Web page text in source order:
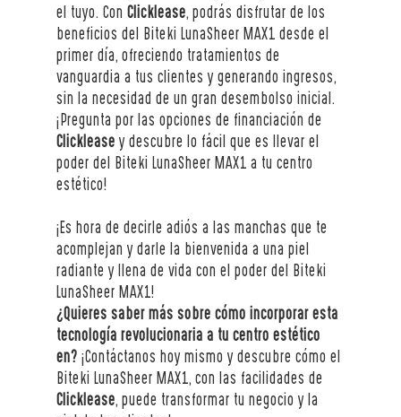
el tuyo. Con Clicklease, podrás disfrutar de los
beneficios del Biteki LunaSheer MAX1 desde el
primer día, ofreciendo tratamientos de
vanguardia a tus clientes y generando ingresos,
sin la necesidad de un gran desembolso inicial.
¡Pregunta por las opciones de financiación de
Clicklease y descubre lo fácil que es llevar el
poder del Biteki LunaSheer MAX1 a tu centro
estético!
¡Es hora de decirle adiós a las manchas que te
acomplejan y darle la bienvenida a una piel
radiante y llena de vida con el poder del Biteki
LunaSheer MAX1!
¿Quieres saber más sobre cómo incorporar esta
tecnología revolucionaria a tu centro estético
en? ¡Contáctanos hoy mismo y descubre cómo el
Biteki LunaSheer MAX1, con las facilidades de
Clicklease, puede transformar tu negocio y la